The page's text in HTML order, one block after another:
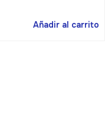
Añadir al carrito